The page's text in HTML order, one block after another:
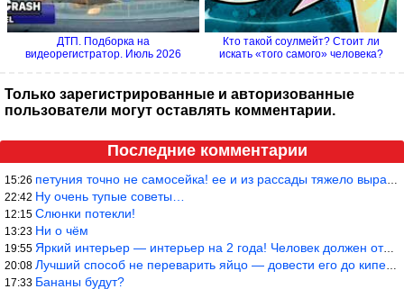
ДТП. Подборка на
видеорегистратор. Июль 2026
Кто такой соулмейт? Стоит ли
искать «того самого» человека?
Только зарегистрированные и авторизованные
пользователи могут оставлять комментарии.
Последние комментарии
15:26 петуния точно не самосейка! ее и из рассады тяжело вырастить!
22:42 Ну очень тупые советы…
12:15 Слюнки потекли!
13:23 Ни о чём
19:55 Яркий интерьер — интерьер на 2 года! Человек должен отдыхать в с
20:08 Лучший способ не переварить яйцо — довести его до кипения и выкл
17:33 Бананы будут?